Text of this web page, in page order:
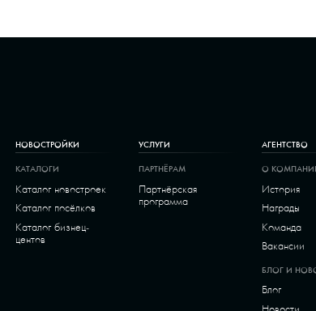
НОВОСТРОЙКИ
КАТАЛОГИ
Каталог новостроек
Каталог посёлков
Каталог бизнец-
центов
УСЛУГИ
ПАРТНЁРАМ
Партнёрская
программа
АГЕНТСТВО
О
История
Награды
Команда
Вакансии
БЛОГ И
Блог